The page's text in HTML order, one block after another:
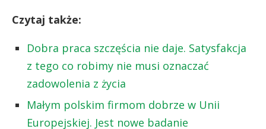
Czytaj także:
Dobra praca szczęścia nie daje. Satysfakcja
z tego co robimy nie musi oznaczać
zadowolenia z życia
Małym polskim firmom dobrze w Unii
Europejskiej. Jest nowe badanie